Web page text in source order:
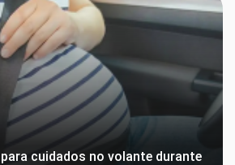
cuidados no volante durante